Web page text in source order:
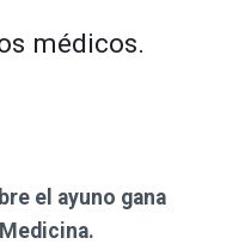
médicos.
el ayuno gana